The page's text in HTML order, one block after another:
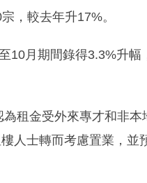
，較去年升17%。
10月期間錄得3.3%升
租金受外來專才和非
人士轉而考慮置業，並